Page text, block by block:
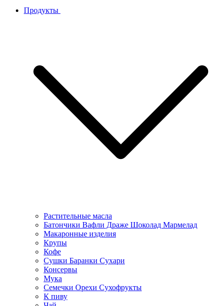
Продукты
Растительные масла
Батончики Вафли Драже Шоколад Мармелад
Макаронные изделия
Крупы
Кофе
Сушки Баранки Сухари
Консервы
Мука
Семечки Орехи Сухофрукты
К пиву